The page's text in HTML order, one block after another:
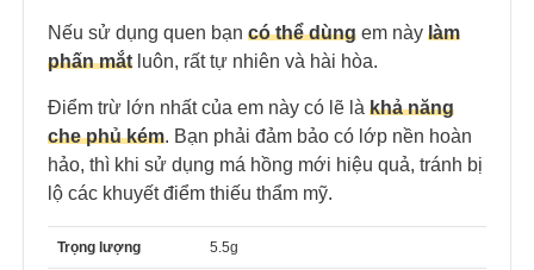
Nếu sử dụng quen bạn có thể dùng em này làm
phấn mắt luôn, rất tự nhiên và hài hòa.
Điểm trừ lớn nhất của em này có lẽ là khả năng
che phủ kém. Bạn phải đảm bảo có lớp nền hoàn
hảo, thì khi sử dụng má hồng mới hiệu quả, tránh bị
lộ các khuyết điểm thiếu thẩm mỹ.
Trọng lượng 5.5g